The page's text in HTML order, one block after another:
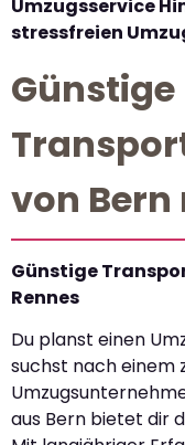
Umzugsservice
stressfreien
Günstige
von Bern
Günstige
Rennes
Du planst einen
suchst nach einem
aus Bern bietet dir